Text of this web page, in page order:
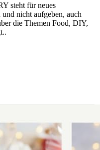
steht für neues
und nicht aufgeben, auch
die Themen Food, DIY,